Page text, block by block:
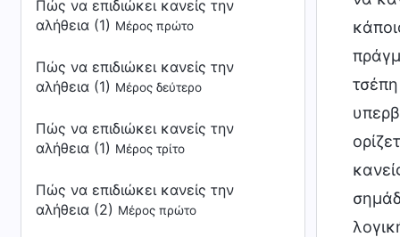
Πώς να επιδιώκει κανείς την
αλήθεια (1) Μέρος πρώτο
Πώς να επιδιώκει κανείς την
αλήθεια (1) Μέρος δεύτερο
Πώς να επιδιώκει κανείς την
αλήθεια (1) Μέρος τρίτο
Πώς να επιδιώκει κανείς την
αλήθεια (2) Μέρος πρώτο